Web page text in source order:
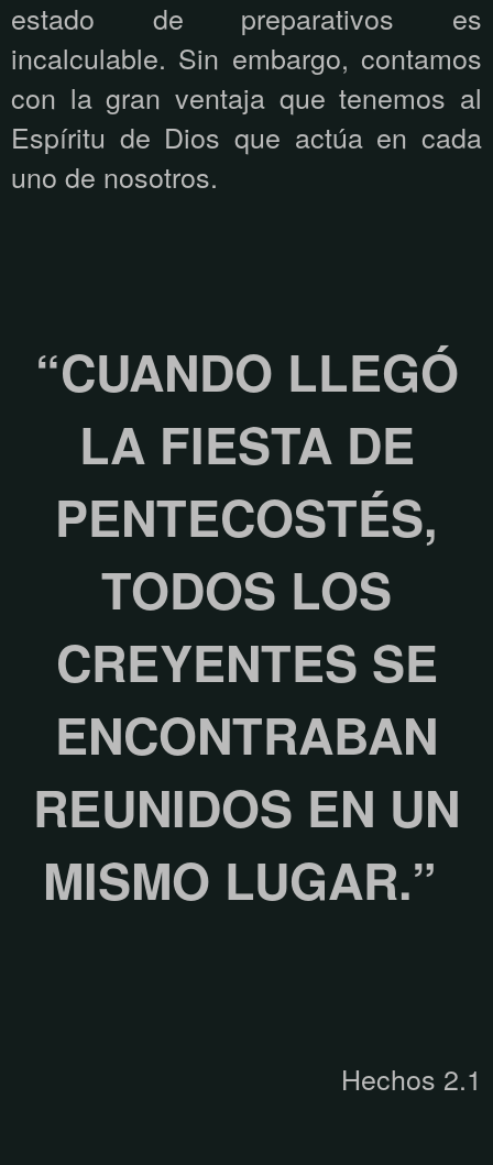
estado de preparativos es
incalculable. Sin embargo, contamos
con la gran ventaja que tenemos al
Espíritu de Dios que actúa en cada
uno de nosotros.
“CUANDO LLEGÓ
LA FIESTA DE
PENTECOSTÉS,
TODOS LOS
CREYENTES SE
ENCONTRABAN
REUNIDOS EN UN
MISMO LUGAR.”
Hechos 2.1